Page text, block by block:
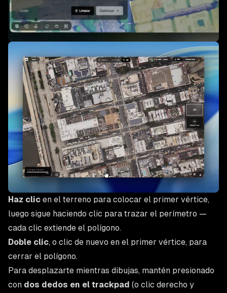
Haz clic en el terreno para colocar el primer vértice,
luego sigue haciendo clic para trazar el perímetro —
cada clic extiende el polígono.
Doble clic, o clic de nuevo en el primer vértice, para
cerrar el polígono.
Para desplazarte mientras dibujas, mantén presionado
con dos dedos en el trackpad (o clic derecho y